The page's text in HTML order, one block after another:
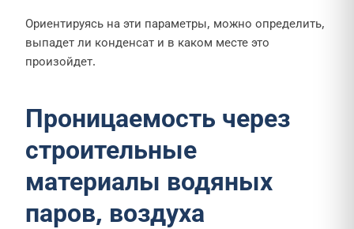
Ориентируясь на эти параметры, можно определить,
выпадет ли конденсат и в каком месте это
произойдет.
Проницаемость через
строительные
материалы водяных
паров, воздуха